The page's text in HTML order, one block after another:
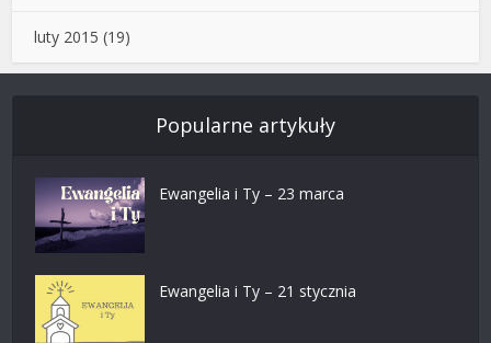
luty 2015 (19)
Popularne artykuły
Ewangelia i Ty – 23 marca
Ewangelia i Ty – 21 stycznia